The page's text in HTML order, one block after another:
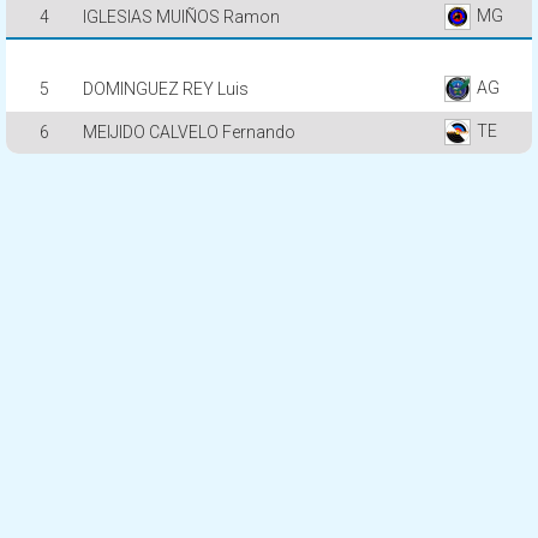
4 IGLESIAS MUIÑOS Ramon MG
5 DOMINGUEZ REY Luis AG
6 MEIJIDO CALVELO Fernando TE